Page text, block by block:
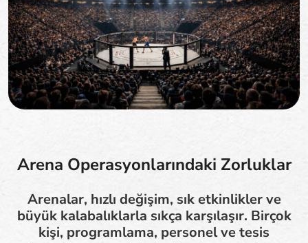
Arena Operasyonlarındaki Zorluklar
Arenalar, hızlı değişim, sık etkinlikler ve
büyük kalabalıklarla sıkça karşılaşır. Birçok
kişi, programlama, personel ve tesis